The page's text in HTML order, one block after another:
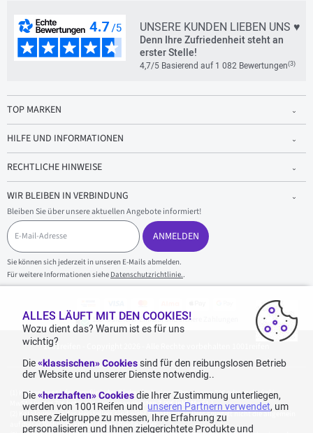
UNSERE KUNDEN LIEBEN UNS ♥
Denn Ihre Zufriedenheit steht an
erster Stelle!
4,7/5 Basierend auf 1 082 Bewertungen(3)
TOP MARKEN
HILFE UND INFORMATIONEN
RECHTLICHE HINWEISE
WIR BLEIBEN IN VERBINDUNG
Bleiben Sie über unsere aktuellen Angebote informiert!
E
-
M
a
i
l
ANMELDEN
Sie können sich jederzeit in unseren E-Mails abmelden.
Für weitere Informationen siehe Datenschutzrichtlinie..
100 % sicherer Einkauf und sichere Zahlungen
1001reifen - Copyright 2026 - Alle Rechte vorbehalten 1001reifen
Kostenlose Lieferung: für jeden Einkauf mit einem Betrag von 70€ oder mehr (inkl.
MwSt.) (unter 70€ betragen die Versandkosten 7,90€ inkl. MwSt.).
Katalogpreise des Herstellers sind nicht rabattierbar. Dies spiegelt nicht die allgemein
auf dieser Webseite angegebenen Preise wider.
ALLES LÄUFT MIT DEN COOKIES!
Wozu dient das? Warum ist es für uns
wichtig?
Die«klassischen» Cookiessind für den reibungslosen Betrieb
der Website und unserer Dienste notwendig..
Die«herzhaften» Cookies die Ihrer Zustimmung unterliegen,
werden von 1001Reifen und unseren Partnern verwendet, um
unsere Zielgruppe zu messen, Ihre Erfahrung zu
personalisieren und Ihnen zielgerichtete Produkte und